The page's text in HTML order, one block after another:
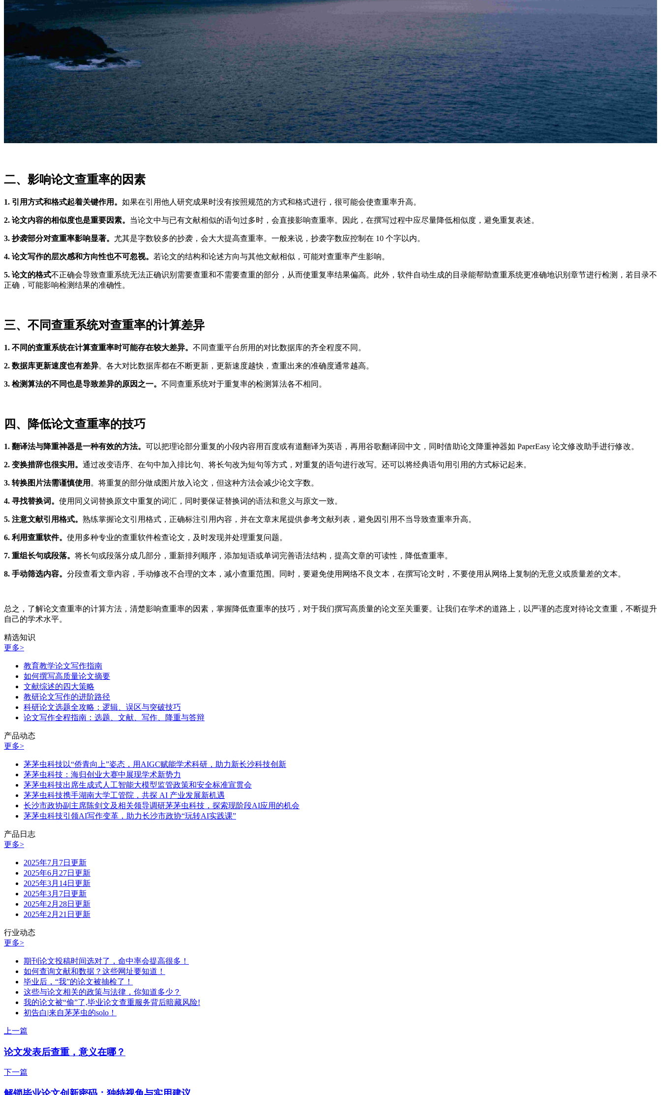
二、影响论文查重率的因素
1. 引用方式和格式起着关键作用。 如果在引用他人研究成果时没有按照规范的方式和格式进行，很可能会使查重率升高。
2. 论文内容的相似度也是重要因素。 当论文中与已有文献相似的语句过多时，会直接影响查重率。因此，在撰写过程中应尽量降低相似度，避免重复表述。
3. 抄袭部分对查重率影响显著。 尤其是字数较多的抄袭，会大大提高查重率。一般来说，抄袭字数应控制在 10 个字以内。
4. 论文写作的层次感和方向性也不可忽视。 若论文的结构和论述方向与其他文献相似，可能对查重率产生影响。
5. 论文的格式不正确会导致查重系统无法正确识别需要查重和不需要查重的部分，从而使重复率结果偏高。此外，软件自动生成的目录能帮助查重系统更准确地识别章节进行检测，若目录不
正确，可能影响检测结果的准确性。
三、不同查重系统对查重率的计算差异
1. 不同的查重系统在计算查重率时可能存在较大差异。 不同查重平台所用的对比数据库的齐全程度不同。
2. 数据库更新速度也有差异。各大对比数据库都在不断更新，更新速度越快，查重出来的准确度通常越高。
3. 检测算法的不同也是导致差异的原因之一。 不同查重系统对于重复率的检测算法各不相同。
四、降低论文查重率的技巧
1. 翻译法与降重神器是一种有效的方法。 可以把理论部分重复的小段内容用百度或有道翻译为英语，再用谷歌翻译回中文，同时借助论文降重神器如 PaperEasy 论文修改助手进行修改。
2. 变换措辞也很实用。 通过改变语序、在句中加入排比句、将长句改为短句等方式，对重复的语句进行改写。还可以将经典语句用引用的方式标记起来。
3. 转换图片法需谨慎使用 。将重复的部分做成图片放入论文，但这种方法会减少论文字数。
4. 寻找替换词。 使用同义词替换原文中重复的词汇，同时要保证替换词的语法和意义与原文一致。
5. 注意文献引用格式。 熟练掌握论文引用格式，正确标注引用内容，并在文章末尾提供参考文献列表，避免因引用不当导致查重率升高。
6. 利用查重软件。 使用多种专业的查重软件检查论文，及时发现并处理重复问题。
7. 重组长句或段落。 将长句或段落分成几部分，重新排列顺序，添加短语或单词完善语法结构，提高文章的可读性，降低查重率。
8. 手动筛选内容。 分段查看文章内容，手动修改不合理的文本，减小查重范围。同时，要避免使用网络不良文本，在撰写论文时，不要使用从网络上复制的无意义或质量差的文本。
总之，了解论文查重率的计算方法，清楚影响查重率的因素，掌握降低查重率的技巧，对于我们撰写高质量的论文至关重要。让我们在学术的道路上，以严谨的态度对待论文查重，不断提升
自己的学术水平。
精选知识
更多>
教育教学论文写作指南
如何撰写高质量论文摘要
文献综述的四大策略
教研论文写作的进阶路径
科研论文选题全攻略：逻辑、误区与突破技巧
论文写作全程指南：选题、文献、写作、降重与答辩
产品动态
更多>
茅茅虫科技以“侨青向上”姿态，用AIGC赋能学术科研，助力新长沙科技创新
茅茅虫科技：海归创业大赛中展现学术新势力
茅茅虫科技出席生成式人工智能大模型监管政策和安全标准宣贯会
茅茅虫科技携手湖南大学工管院，共探 AI 产业发展新机遇
长沙市政协副主席陈剑文及相关领导调研茅茅虫科技，探索现阶段AI应用的机会
茅茅虫科技引领AI写作变革，助力长沙市政协“玩转AI实践课”
产品日志
更多>
2025年7月7日更新
2025年6月27日更新
2025年3月14日更新
2025年3月7日更新
2025年2月28日更新
2025年2月21日更新
行业动态
更多>
期刊论文投稿时间选对了，命中率会提高很多！
如何查询文献和数据？这些网址要知道！
毕业后，“我”的论文被抽检了！
这些与论文相关的政策与法律，你知道多少？
我的论文被“偷”了,毕业论文查重服务背后暗藏风险!
初告白|来自茅茅虫的solo！
上一篇
论文发表后查重，意义在哪？
下一篇